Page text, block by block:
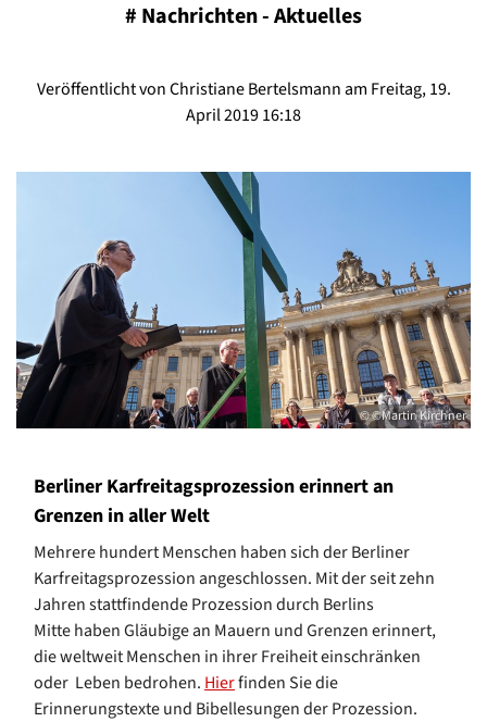
# Nachrichten - Aktuelles
Veröffentlicht von Christiane Bertelsmann am Freitag, 19.
April 2019 16:18
© ©Martin Kirchner
Berliner Karfreitagsprozession erinnert an
Grenzen in aller Welt
Mehrere hundert Menschen haben sich der Berliner
Karfreitagsprozession angeschlossen. Mit der seit zehn
Jahren stattfindende Prozession durch Berlins
Mitte haben Gläubige an Mauern und Grenzen erinnert,
die weltweit Menschen in ihrer Freiheit einschränken
oder Leben bedrohen. Hierfinden Sie die
Erinnerungstexte und Bibellesungen der Prozession.